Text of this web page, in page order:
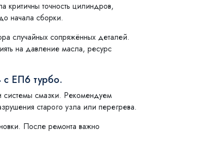
критичны точность цилиндров,
начала сборки.
случайных сопряжённых деталей.
на давление масла, ресурс
ЕП6 турбо.
системы смазки. Рекомендуем
старого узла или перегрева.
После ремонта важно